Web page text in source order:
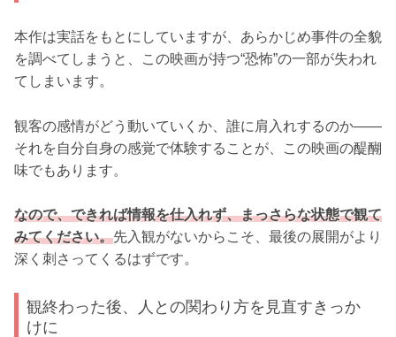
本作は実話をもとにしていますが、あらかじめ事件の全貌
を調べてしまうと、この映画が持つ“恐怖”の一部が失われ
てしまいます。
観客の感情がどう動いていくか、誰に肩入れするのか――
それを自分自身の感覚で体験することが、この映画の醍醐
味でもあります。
なので、できれば情報を仕入れず、まっさらな状態で観て
みてください。先入観がないからこそ、最後の展開がより
深く刺さってくるはずです。
観終わった後、人との関わり方を見直すきっか
けに